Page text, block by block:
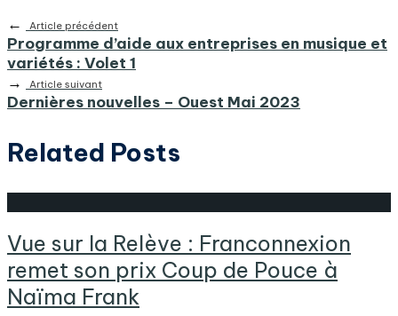
←
Article précédent
Programme d’aide aux entreprises en musique et
variétés : Volet 1
→
Article suivant
Dernières nouvelles – Ouest Mai 2023
Related Posts
Vue sur la Relève : Franconnexion
remet son prix Coup de Pouce à
Naïma Frank